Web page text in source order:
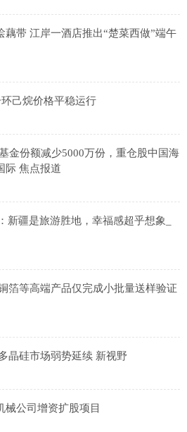
藕带 江岸一酒店推出“楚菜西做”端午
己烷价格平稳运行
金份额减少5000万份，重仓股中国海
际 焦点报道
新疆是旅游胜地，幸福感超乎想象_
箔等高端产品仅完成小批量送样验证
晶硅市场弱势延续 新视野
械公司增资扩股项目